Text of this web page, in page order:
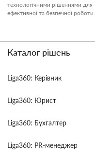
технологічними рішеннями для
ефективної та безпечної роботи.
Каталог рішень
Liga360: Керівник
Liga360: Юрист
Liga360: Бухгалтер
Liga360: PR-менеджер